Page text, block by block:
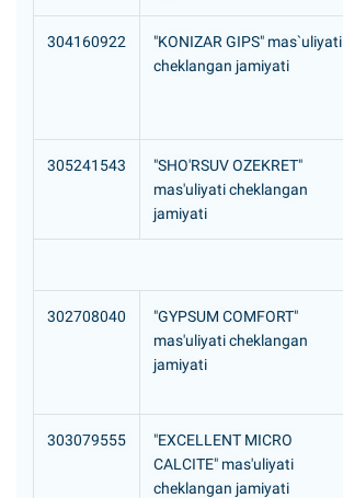
304160922
"KONIZAR GIPS" mas`uliyati
cheklangan jamiyati
305241543
"SHO'RSUV OZEKRET"
mas'uliyati cheklangan
jamiyati
302708040
"GYPSUM COMFORT"
mas'uliyati cheklangan
jamiyati
303079555
"EXCELLENT MICRO
CALCITE" mas'uliyati
cheklangan jamiyati